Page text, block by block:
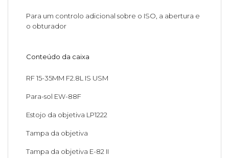
Para um controlo adicional sobre o ISO, a abertura e
o obturador
Conteúdo da caixa
RF 15-35MM F2.8L IS USM
Para-sol EW-88F
Estojo da objetiva LP1222
Tampa da objetiva
Tampa da objetiva E-82 II